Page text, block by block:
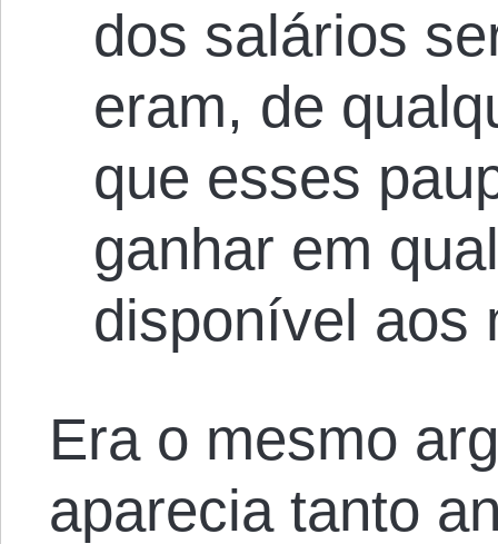
dos salários
eram, de
que esses
ganhar em
disponível aos
Era o mesmo
aparecia tanto